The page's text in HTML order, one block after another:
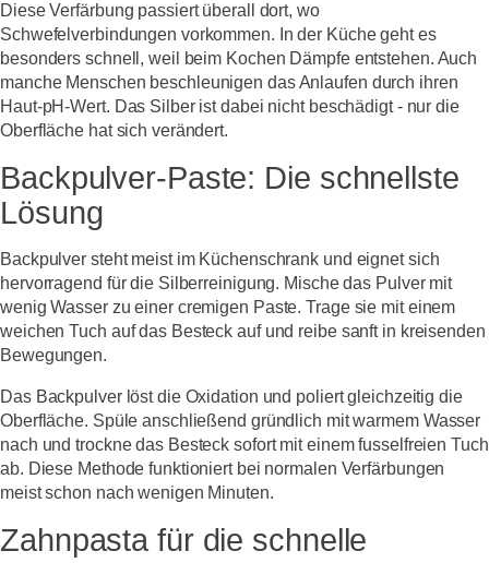
Diese Verfärbung passiert überall dort, wo
Schwefelverbindungen vorkommen. In der Küche geht es
besonders schnell, weil beim Kochen Dämpfe entstehen. Auch
manche Menschen beschleunigen das Anlaufen durch ihren
Haut-pH-Wert. Das Silber ist dabei nicht beschädigt - nur die
Oberfläche hat sich verändert.
Backpulver-Paste: Die schnellste
Lösung
Backpulver steht meist im Küchenschrank und eignet sich
hervorragend für die Silberreinigung. Mische das Pulver mit
wenig Wasser zu einer cremigen Paste. Trage sie mit einem
weichen Tuch auf das Besteck auf und reibe sanft in kreisenden
Bewegungen.
Das Backpulver löst die Oxidation und poliert gleichzeitig die
Oberfläche. Spüle anschließend gründlich mit warmem Wasser
nach und trockne das Besteck sofort mit einem fusselfreien Tuch
ab. Diese Methode funktioniert bei normalen Verfärbungen
meist schon nach wenigen Minuten.
Zahnpasta für die schnelle